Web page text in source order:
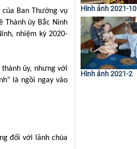
Ban Thường vụ
Thành ủy Bắc Ninh
nhiệm kỳ 2020-
ủy, nhưng với
là ngồi ngay vào
đối với lãnh chúa
Hình ảnh 2021-10
Hình ảnh 2021-2